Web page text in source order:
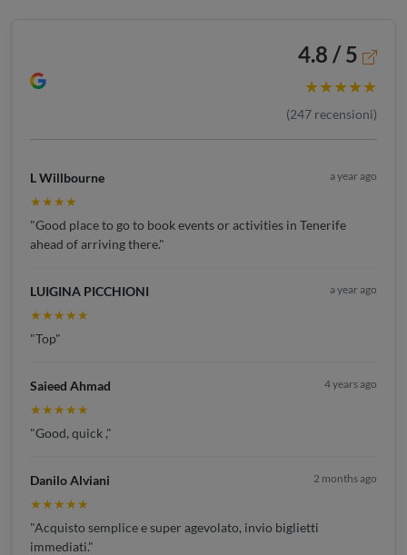
4.8 / 5
★★★★★
(247 recensioni)
L Willbourne a year ago
★★★★
"Good place to go to book events or activities in Tenerife
ahead of arriving there."
LUIGINA PICCHIONI a year ago
★★★★★
"Top"
Saieed Ahmad 4 years ago
★★★★★
"Good, quick ,"
Danilo Alviani 2 months ago
★★★★★
"Acquisto semplice e super agevolato, invio biglietti
immediati."